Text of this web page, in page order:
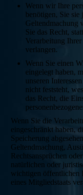
Wenn wir Ihre
benötigen, Sie
Geltendmachung
Sie das Recht,
Verarbeitung
verlangen.
Wenn Sie einen
eingelegt haben,
unseren
nicht feststeht,
das Recht, die
Wenn Sie die
eingeschränkt haben,
Speicherung
Geltendmachung,
Rechtsansprüchen
natürlichen oder
wichtigen öffentlichen
eines Mitgliedstaats